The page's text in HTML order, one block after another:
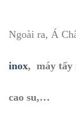
Ngoài ra, Á
inox, máy tẩy
cao su,…